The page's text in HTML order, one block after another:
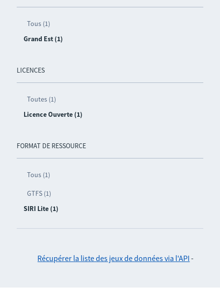
Tous (1)
Grand Est (1)
LICENCES
Toutes (1)
Licence Ouverte (1)
FORMAT DE RESSOURCE
Tous (1)
GTFS (1)
SIRI Lite (1)
Récupérer la liste des jeux de données via l'API -